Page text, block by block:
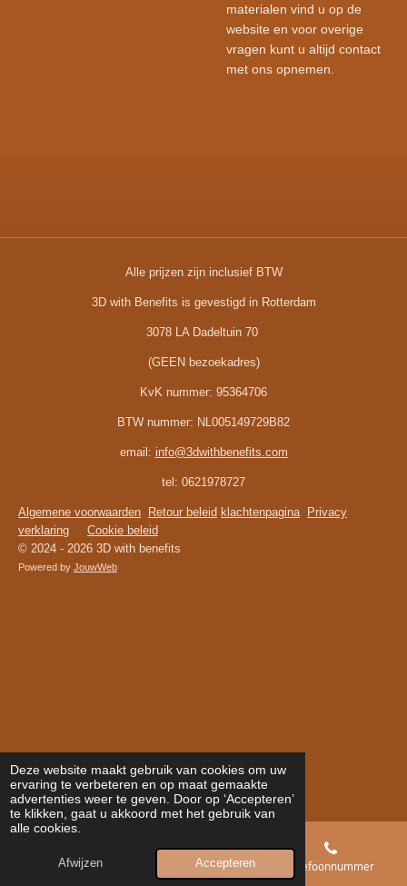
Deze website maakt gebruik van cookies om uw
ervaring te verbeteren en op maat gemaakte
advertenties weer te geven. Door op ‘Accepteren’
te klikken, gaat u akkoord met het gebruik van
alle cookies.
Afwijzen Accepteren
materialen vind u op de
website en voor overige
vragen kunt u altijd contact
met ons opnemen.
Alle prijzen zijn inclusief BTW
3D with Benefits is gevestigd in Rotterdam
3078 LA Dadeltuin 70
(GEEN bezoekadres)
KvK nummer: 95364706
BTW nummer: NL005149729B82
email: info@3dwithbenefits.com
tel: 0621978727
Algemene voorwaarden Retour beleid klachtenpagina
Privacy
verklaring
Cookie beleid
© 2024 - 2026 3D with benefits
Powered by JouwWeb
E-mailadres Telefoonnummer